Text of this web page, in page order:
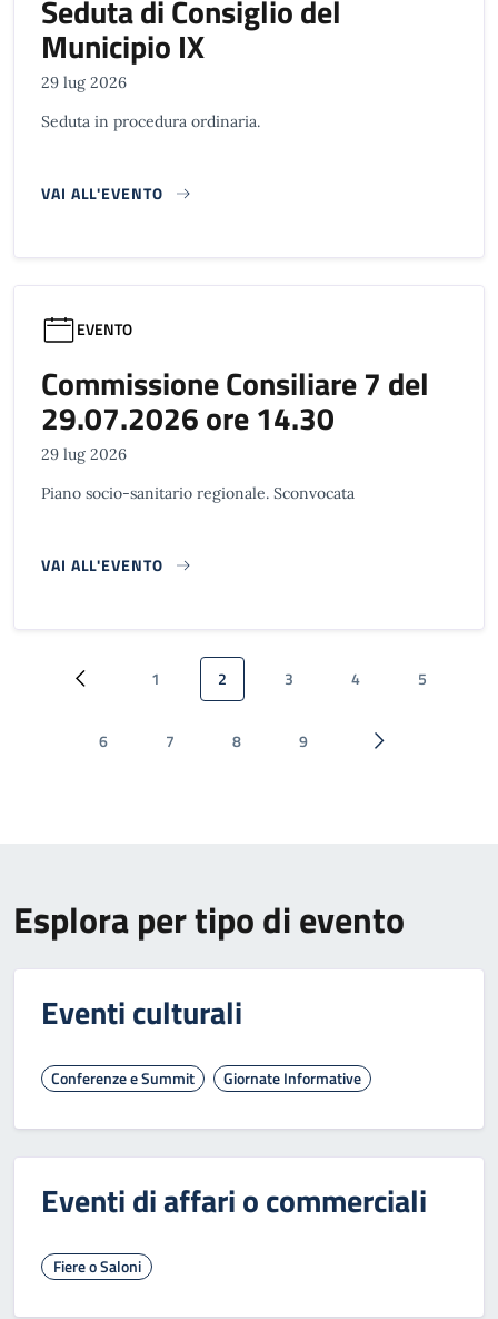
Seduta di Consiglio del
Municipio IX
29 lug 2026
Seduta in procedura ordinaria.
VAI ALL'EVENTO
EVENTO
Commissione Consiliare 7 del
29.07.2026 ore 14.30
29 lug 2026
Piano socio-sanitario regionale. Sconvocata
VAI ALL'EVENTO
Paginazione
Pagina precedente
Pagina
1 Pagina attuale
2 Pagina
3 Pagina
4 Pagina
5
Pagina
6 Pagina
7 Pagina
8 Pagina
9 Pagina successiva
Esplora per tipo di evento
Eventi culturali
Conferenze e Summit Giornate Informative
Eventi di affari o commerciali
Fiere o Saloni